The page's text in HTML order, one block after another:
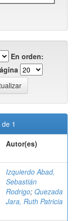
En orden:
1
Autor(es)
Izquierdo Abad,
Sebastián
Rodrigo; Quezada
Jara, Ruth Patricia